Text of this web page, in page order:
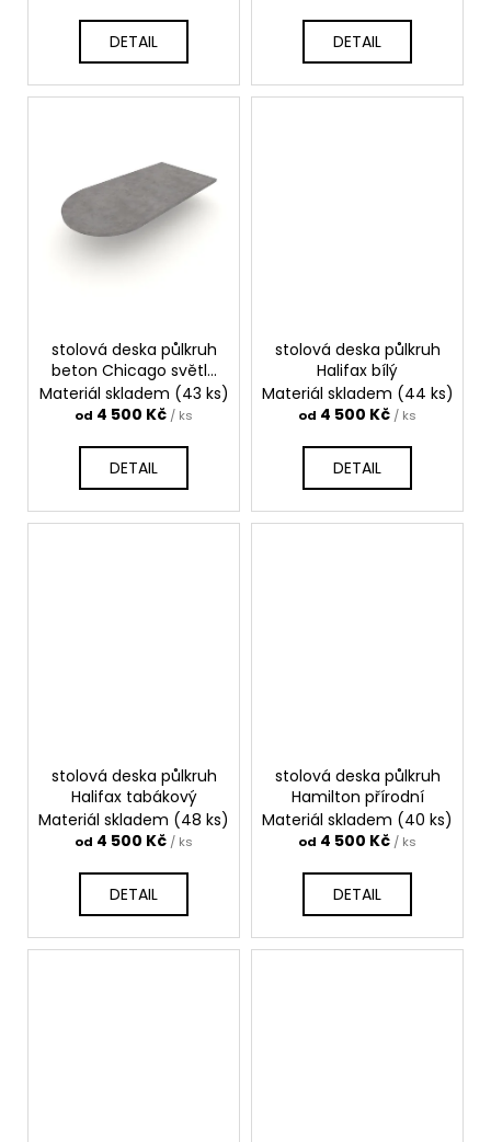
DETAIL DETAIL
stolová deska půlkruh
beton Chicago světle
šedý
Materiál skladem (43 ks)
od 4 500 Kč / ks
DETAIL
stolová deska půlkruh
Halifax bílý
Materiál skladem (44 ks)
od 4 500 Kč / ks
DETAIL
stolová deska půlkruh
Halifax tabákový
Materiál skladem (48 ks)
od 4 500 Kč / ks
DETAIL
stolová deska půlkruh
Hamilton přírodní
Materiál skladem (40 ks)
od 4 500 Kč / ks
DETAIL